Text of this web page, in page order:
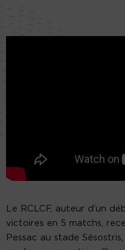
Le RCLCF, auteur d’un
victoires en 5 matchs,
Pessac au stade